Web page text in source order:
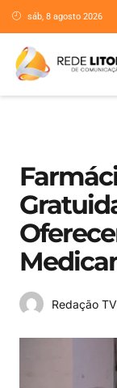
sáb, 8 agosto 2026
Redação